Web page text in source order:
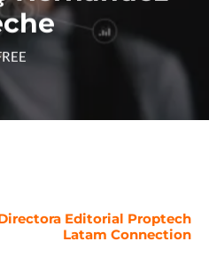
Editorial Proptech
Latam Connection